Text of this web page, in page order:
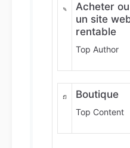
Acheter
un site
rentable
Top Author
Boutique
Top Content